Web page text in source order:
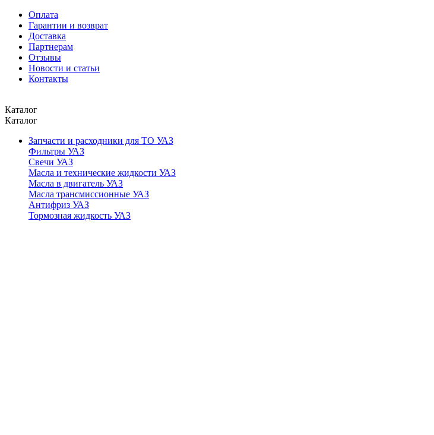
Оплата
Гарантии и возврат
Доставка
Партнерам
Отзывы
Новости и статьи
Контакты
Каталог
Каталог
Запчасти и расходники для ТО УАЗ
Фильтры УАЗ
Свечи УАЗ
Масла и технические жидкости УАЗ
Масла в двигатель УАЗ
Масла трансмиссионные УАЗ
Антифриз УАЗ
Тормозная жидкость УАЗ